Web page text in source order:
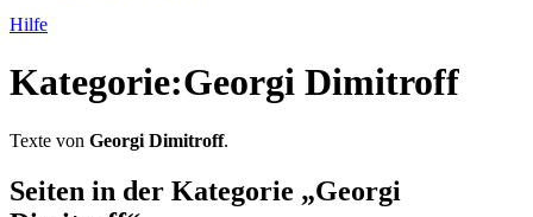
Hilfe
Kategorie:Georgi Dimitroff
Texte von Georgi Dimitroff.
Seiten in der Kategorie „Georgi